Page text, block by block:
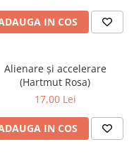
IN COS
Alienare și accelerare
(Hartmut Rosa)
17,00 Lei
IN COS